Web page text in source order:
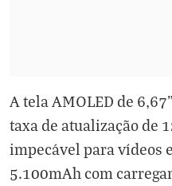
A tela AMOLED de
taxa de atualização de
impecável para vídeos
5.100mAh com